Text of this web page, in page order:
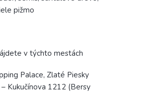
pižmo
v týchto mestách
Palace, Zlaté Piesky
Kukučínova 1212 (Bersy